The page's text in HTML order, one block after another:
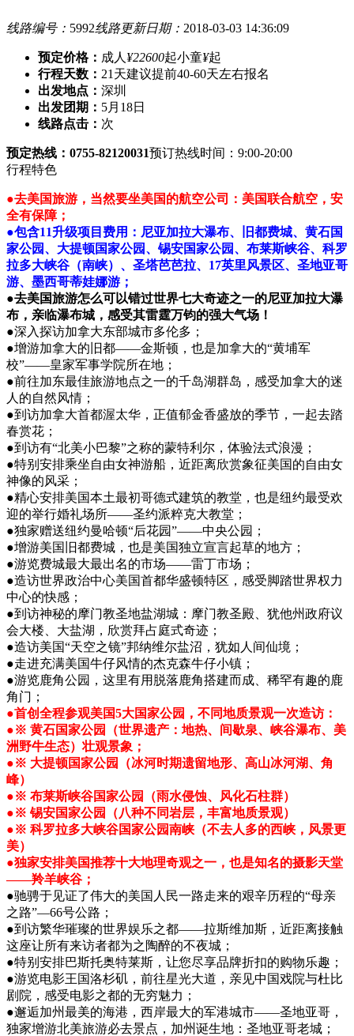
线路编号： 5992线路更新日期： 2018-03-03 14:36:09
预定价格： 成人 ¥22600起小童¥起
行程天数： 21天建议提前40-60天左右报名
出发地点： 深圳
出发团期： 5月18日
线路点击： 次
预定热线：0755-82120031预订热线时间：9:00-20:00
行程特色
●去美国旅游，当然要坐美国的航空公司：美国联合航空，安
全有保障；
●包含11升级项目费用：尼亚加拉大瀑布、旧都费城、黄石国
家公园、大提顿国家公园、锡安国家公园、布莱斯峡谷、科罗
拉多大峡谷（南峡）、圣塔芭芭拉、17英里风景区、圣地亚哥
游、墨西哥蒂娃娜游；
●去美国旅游怎么可以错过世界七大奇迹之一的尼亚加拉大瀑
布，亲临瀑布城，感受其雷霆万钧的强大气场！
●深入探访加拿大东部城市多伦多；
●增游加拿大的旧都——金斯顿，也是加拿大的“黄埔军
校”——皇家军事学院所在地；
●前往加东最佳旅游地点之一的千岛湖群岛，感受加拿大的迷
人的自然风情；
●到访加拿大首都渥太华，正值郁金香盛放的季节，一起去踏
春赏花；
●到访有“北美小巴黎”之称的蒙特利尔，体验法式浪漫；
●特别安排乘坐自由女神游船，近距离欣赏象征美国的自由女
神像的风采；
●精心安排美国本土最初哥德式建筑的教堂，也是纽约最受欢
迎的举行婚礼场所——圣约派粹克大教堂；
●独家赠送纽约曼哈顿“后花园”——中央公园；
●增游美国旧都费城，也是美国独立宣言起草的地方；
●游览费城最大最出名的市场——雷丁市场；
●造访世界政治中心美国首都华盛顿特区，感受脚踏世界权力
中心的快感；
●到访神秘的摩门教圣地盐湖城：摩门教圣殿、犹他州政府议
会大楼、大盐湖，欣赏拜占庭式奇迹；
●造访美国“天空之镜”邦纳维尔盐沼，犹如人间仙境；
●走进充满美国牛仔风情的杰克森牛仔小镇；
●游览鹿角公园，这里有用脱落鹿角搭建而成、稀罕有趣的鹿
角门；
●首创全程参观美国5大国家公园，不同地质景观一次造访：
●※ 黄石国家公园（世界遗产：地热、间歇泉、峡谷瀑布、美
洲野牛生态）壮观景象；
●※ 大提顿国家公园（冰河时期遗留地形、高山冰河湖、角
峰）
●※ 布莱斯峡谷国家公园（雨水侵蚀、风化石柱群）
●※ 锡安国家公园（八种不同岩层，丰富地质景观）
●※ 科罗拉多大峡谷国家公园南峡（不去人多的西峡，风景更
美）
●独家安排美国推荐十大地理奇观之一，也是知名的摄影天堂
——羚羊峡谷；
●驰骋于见证了伟大的美国人民一路走来的艰辛历程的“母亲
之路”—66号公路；
●到访繁华璀璨的世界娱乐之都——拉斯维加斯，近距离接触
这座让所有来访者都为之陶醉的不夜城；
●特别安排巴斯托奥特莱斯，让您尽享品牌折扣的购物乐趣；
●游览电影王国洛杉矶，前往星光大道，亲见中国戏院与杜比
剧院，感受电影之都的无穷魅力；
●邂逅加州最美的海港，西岸最大的军港城市——圣地亚哥，
独家增游北美旅游必去景点，加州诞生地：圣地亚哥老城；